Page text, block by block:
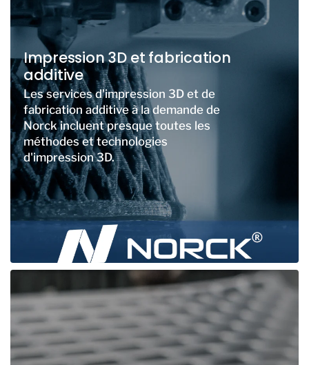
Impression 3D et fabrication
additive
Les services d'impression 3D et de
fabrication additive à la demande de
Norck incluent presque toutes les
méthodes et technologies
d'impression 3D.